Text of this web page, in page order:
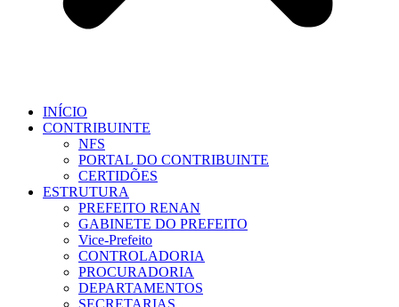
INÍCIO
CONTRIBUINTE
NFS
PORTAL DO CONTRIBUINTE
CERTIDÕES
ESTRUTURA
PREFEITO RENAN
GABINETE DO PREFEITO
Vice-Prefeito
CONTROLADORIA
PROCURADORIA
DEPARTAMENTOS
SECRETARIAS